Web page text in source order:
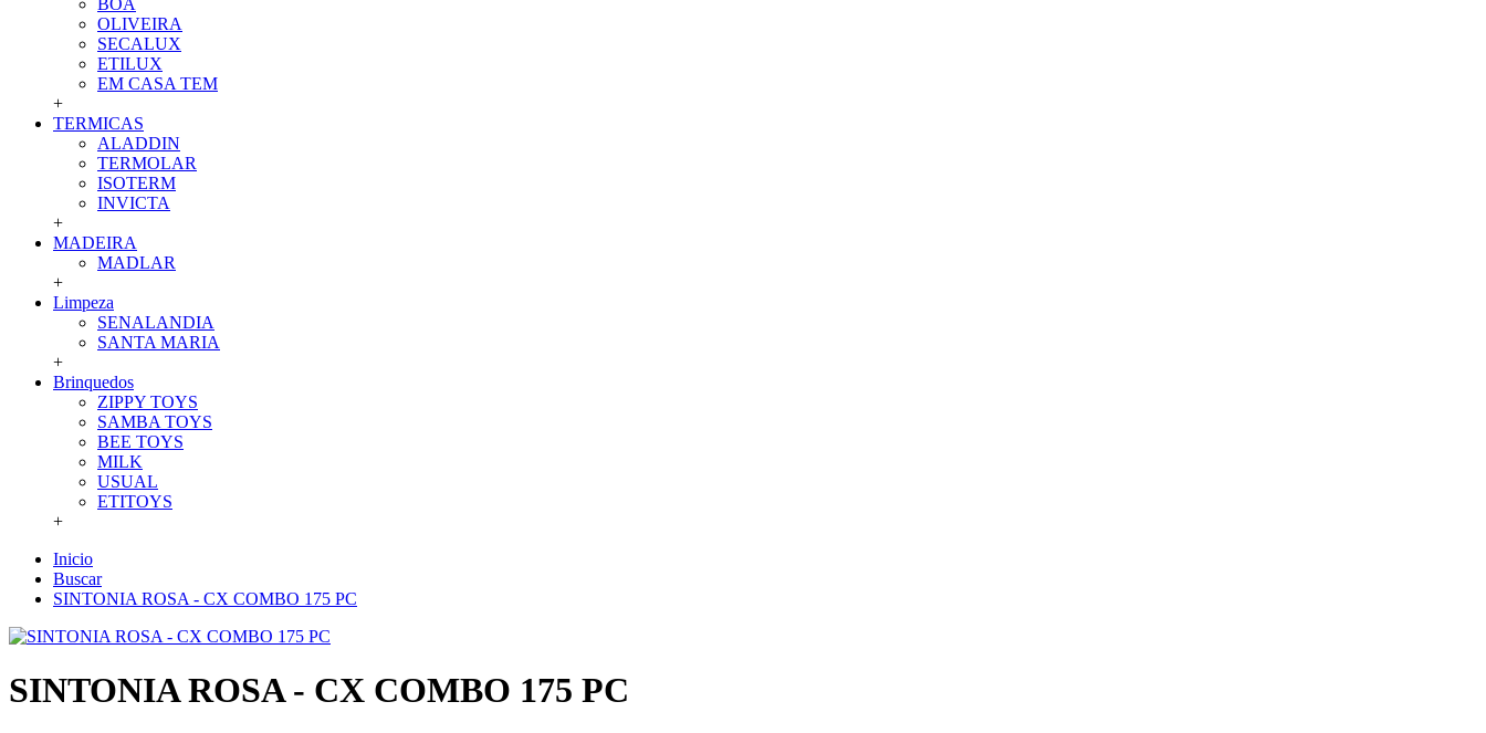
BOA
OLIVEIRA
SECALUX
ETILUX
EM CASA TEM
+
TERMICAS
ALADDIN
TERMOLAR
ISOTERM
INVICTA
+
MADEIRA
MADLAR
+
Limpeza
SENALANDIA
SANTA MARIA
+
Brinquedos
ZIPPY TOYS
SAMBA TOYS
BEE TOYS
MILK
USUAL
ETITOYS
+
Inicio
Buscar
SINTONIA ROSA - CX COMBO 175 PC
SINTONIA ROSA - CX COMBO 175 PC